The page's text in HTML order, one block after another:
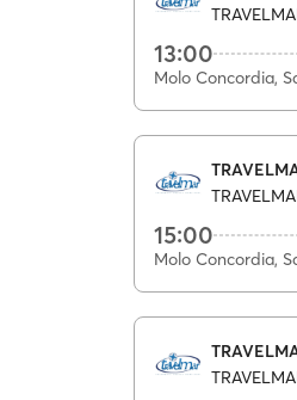
13:00
Molo Concordia,
15:00
Molo Concordia,